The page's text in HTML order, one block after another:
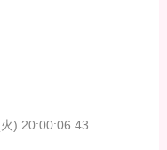
) 20:00:06.43